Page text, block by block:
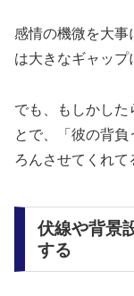
感情の機微を大事
は大きなギャップ
でも、もしかした
とで、「彼の背
ろんさせてくれて
伏線や背景
する